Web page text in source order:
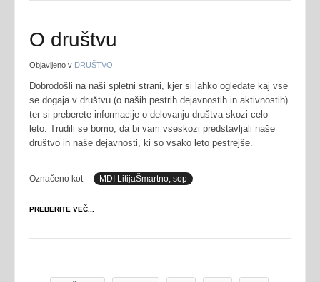
O društvu
Objavljeno v DRUŠTVO
Dobrodošli na naši spletni strani, kjer si lahko ogledate kaj vse
se dogaja v društvu (o naših pestrih dejavnostih in aktivnostih)
ter si preberete informacije o delovanju društva skozi celo
leto. Trudili se bomo, da bi vam vseskozi predstavljali naše
društvo in naše dejavnosti, ki so vsako leto pestrejše.
Označeno kot MDI LitijaŠmartno, sop
PREBERITE VEČ...